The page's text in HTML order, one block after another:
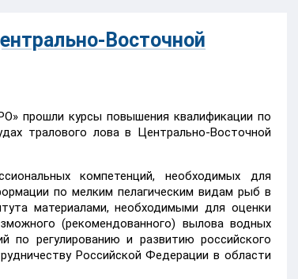
Восточной
прошли курсы повышения квалификации по
тралового лова в Центрально-Восточной
компетенций, необходимых для
по мелким пелагическим видам рыб в
материалами, необходимыми для оценки
(рекомендованного) вылова водных
по регулированию и развитию российского
Российской Федерации в области